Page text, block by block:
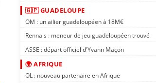
🇬🇵 GUADELOUPE
OM : un ailier guadeloupéen à 18M€
Rennais : meneur de jeu guadeloupéen trouvé
ASSE : départ officiel d'Yvann Maçon
🌍 AFRIQUE
OL : nouveau partenaire en Afrique